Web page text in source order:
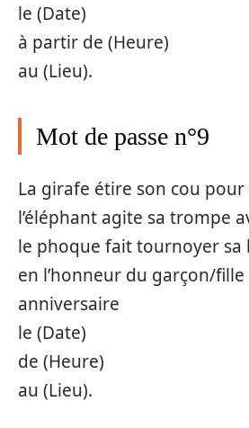
le (Date)
à partir de (Heure)
au (Lieu).
Mot de passe n°9
La girafe étire son cou pour
l’éléphant agite sa trompe
le phoque fait tournoyer sa
en l’honneur du garçon/
anniversaire
le (Date)
de (Heure)
au (Lieu).